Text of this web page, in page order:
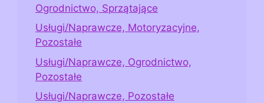
Ogrodnictwo, Sprzątające
Usługi/Naprawcze, Motoryzacyjne,
Pozostałe
Usługi/Naprawcze, Ogrodnictwo,
Pozostałe
Usługi/Naprawcze, Pozostałe